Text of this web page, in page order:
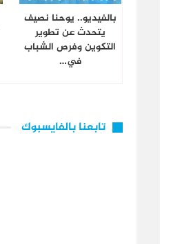
بالفيديو.. يوحنا نصيف
يتحدث عن تطوير
التكوين وفرص الشباب
في…
تابعنا بالفايسبوك